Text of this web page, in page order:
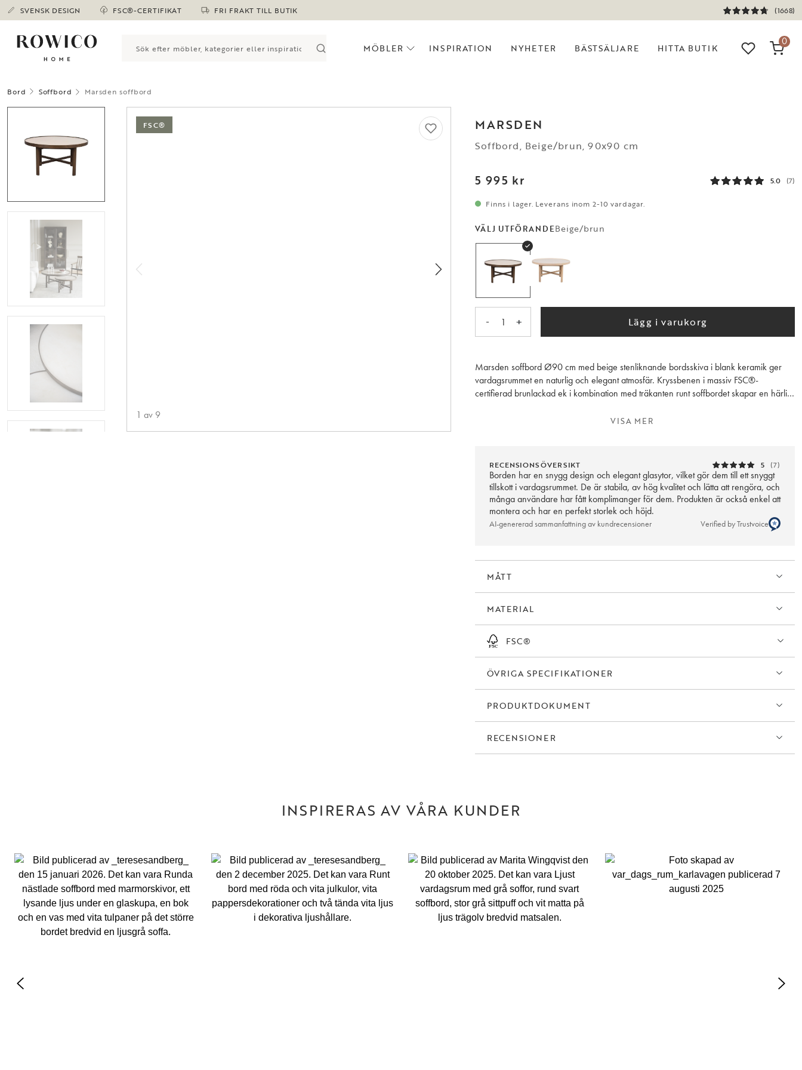
SVENSK DESIGN FSC®-CERTIFIKAT FRI FRAKT TILL BUTIK (1668)
MÖBLER INSPIRATION NYHETER BÄSTSÄLJARE HITTA BUTIK
0
Bord Soffbord Marsden soffbord
FSC®
1 av 9
MARSDEN
Soffbord, Beige/brun, 90x90 cm
5 995 kr 5.0 (7)
Finns i lager. Leverans inom 2-10 vardagar.
VÄLJ UTFÖRANDEBeige/brun
- 1 + Lägg i varukorg
Marsden soffbord Ø90 cm med beige stenliknande bordsskiva i blank keramik ger
vardagsrummet en naturlig och elegant atmosfär. Kryssbenen i massiv FSC®-
certifierad brunlackad ek i kombination med träkanten runt soffbordet skapar en härlig
oömma keramikmaterialet. Marsden finns i två olika storlekar och kan med fördel
VISA MER
RECENSIONSÖVERSIKT 5 (7)
Borden har en snygg design och elegant glasytor, vilket gör dem till ett snyggt
tillskott i vardagsrummet. De är stabila, av hög kvalitet och lätta att rengöra, och
många användare har fått komplimanger för dem. Produkten är också enkel att
montera och har en perfekt storlek och höjd.
AI-genererad sammanfattning av kundrecensioner Verified by Trustvoice
MÅTT
MATERIAL
FSC®
ÖVRIGA SPECIFIKATIONER
PRODUKTDOKUMENT
RECENSIONER
INSPIRERAS AV VÅRA KUNDER